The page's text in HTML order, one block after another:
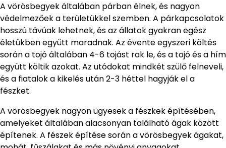
A vörösbegyek általában párban élnek, és nagyon
védelmezőek a területükkel szemben. A párkapcsolatok
hosszú távúak lehetnek, és az állatok gyakran egész
életükben együtt maradnak. Az évente egyszeri költés
során a tojó általában 4-6 tojást rak le, és a tojó és a hím
együtt költik azokat. Az utódokat mindkét szülő felneveli,
és a fiatalok a kikelés után 2-3 héttel hagyják el a
fészket.
A vörösbegyek nagyon ügyesek a fészkek építésében,
amelyeket általában alacsonyan található ágak között
építenek. A fészek építése során a vörösbegyek ágakat,